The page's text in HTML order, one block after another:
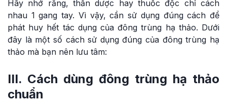
Hãy nhớ rằng, thần dược hay thuốc độc chỉ cách
nhau 1 gang tay. Vì vậy, cần sử dụng đúng cách để
phát huy hết tác dụng của đông trùng hạ thảo. Dưới
đây là một số cách sử dụng đúng của đông trùng hạ
thảo mà bạn nên lưu tâm:
III. Cách dùng đông trùng hạ thảo
chuẩn